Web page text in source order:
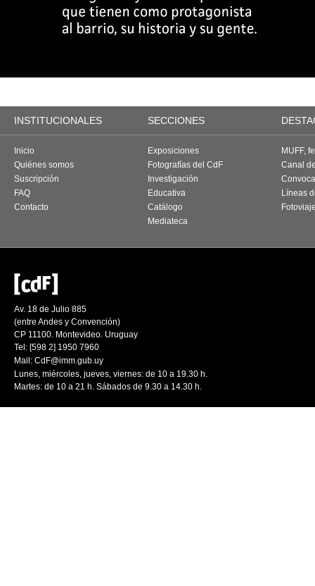
INSTITUCIONALES SECCIONES
Inicio
Quiénes somos
Suscripción
FAQ
Contacto
Exposiciones
Fotografías del CdF
Investigación
Educativa
Catálogo
Mediateca
MUFF,
Canal
Líneas
Av. 18 de Julio 885
(entre Andes y Convención)
CP 11100. Montevideo. Uruguay
Tel: [598 2] 1950 7960
Mail: CdF@imm.gub.uy
Lunes, miércoles, jueves, viernes: de 10 a 19.30 h.
Martes: de 10 a 21 h. Sábados de 9.30 a 14.30 h.